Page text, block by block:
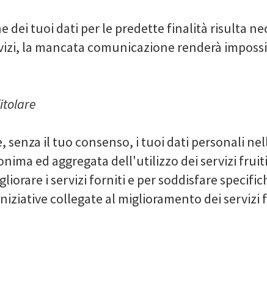
dei tuoi dati per le predette finalità risulta
la mancata comunicazione renderà
il tuo consenso, i tuoi dati personali
ed aggregata dell'utilizzo dei servizi
i servizi forniti e per soddisfare
collegate al miglioramento dei servizi